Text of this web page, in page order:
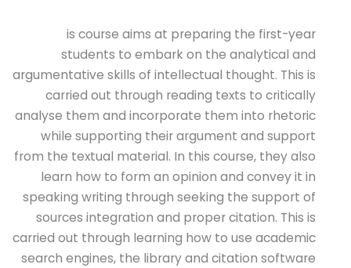
is course aims at preparing the first-year
students to embark on the analytical and
argumentative skills of intellectual thought. This is
carried out through reading texts to critically
analyse them and incorporate them into rhetoric
while supporting their argument and support
from the textual material. In this course, they also
learn how to form an opinion and convey it in
speaking writing through seeking the support of
sources integration and proper citation. This is
carried out through learning how to use academic
search engines, the library and citation software